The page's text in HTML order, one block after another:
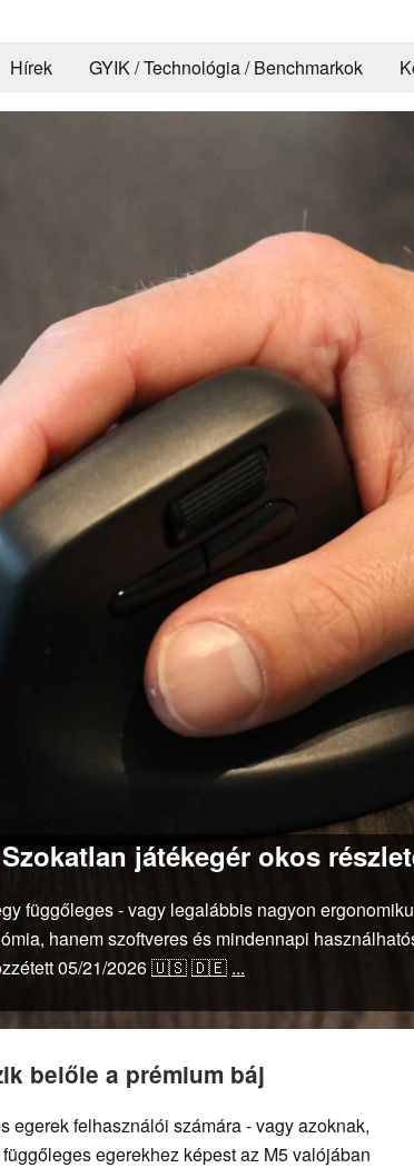
Hírek GYIK / Technológia / Benchmarkok
játékegér okos
függőleges - vagy legalábbis nagyon
hanem szoftveres és mindennapi
05/21/2026🇺🇸🇩🇪 ...
belőle a prémium báj
egerek felhasználói számára - vagy azoknak,
egerekhez képest az M5 valójában